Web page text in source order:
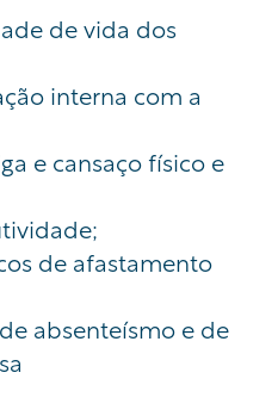
de vida dos
interna com a
e cansaço físico e
de afastamento
absenteísmo e de